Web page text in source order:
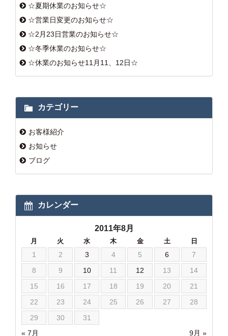
☆夏期休業のお知らせ☆
☆営業日変更のお知らせ☆
☆2月23日営業のお知らせ☆
☆冬季休業のお知らせ☆
☆休業のお知らせ11月11、12日☆
カテゴリー
お客様紹介
お知らせ
ブログ
カレンダー
2011年8月
月 火 水 木 金 土 日
« 7月 9月 »
1 2 3 4 5 6
7
8
9 10 11 12 13
14
15
16 17 18 19 20
21
22
23 24 25 26 27
28
29
30 31